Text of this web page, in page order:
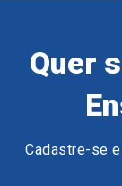
Quer
Cadastre-se